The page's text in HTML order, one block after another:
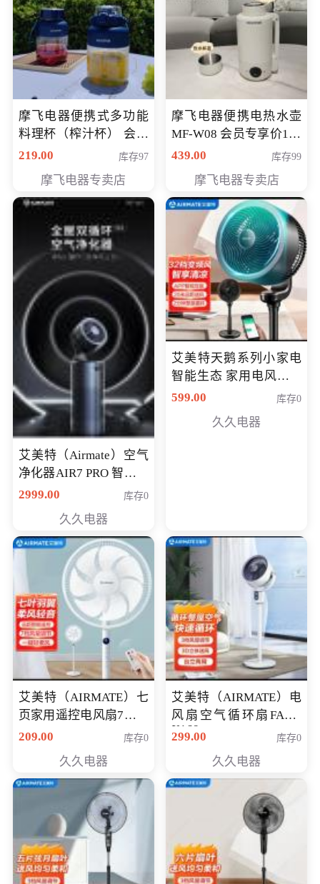
摩飞电器便携式多功能
料理杯（榨汁杯） 会员
专享价118元
219.00 库存97
摩飞电器专卖店
摩飞电器便携电热水壶
MF-W08 会员专享价198
元
439.00 库存99
摩飞电器专卖店
艾美特（Airmate）空气
净化器AIR7 PRO 智能全
屋空气循环负离子旗舰
2999.00 库存0
久久电器
艾美特天鹅系列小家电
智能生态 家用电风扇直
流变频节能轻音空气循
鹅，白天鹅智能)
599.00 库存0
久久电器
艾美特（AIRMATE）七
页家用遥控电风扇7档风
量空气循环摇头立式落
定时落地式风扇CS35-
R20
209.00 库存0
久久电器
艾美特（AIRMATE）电
风扇空气循环扇FA18-
X168
299.00 库存0
久久电器